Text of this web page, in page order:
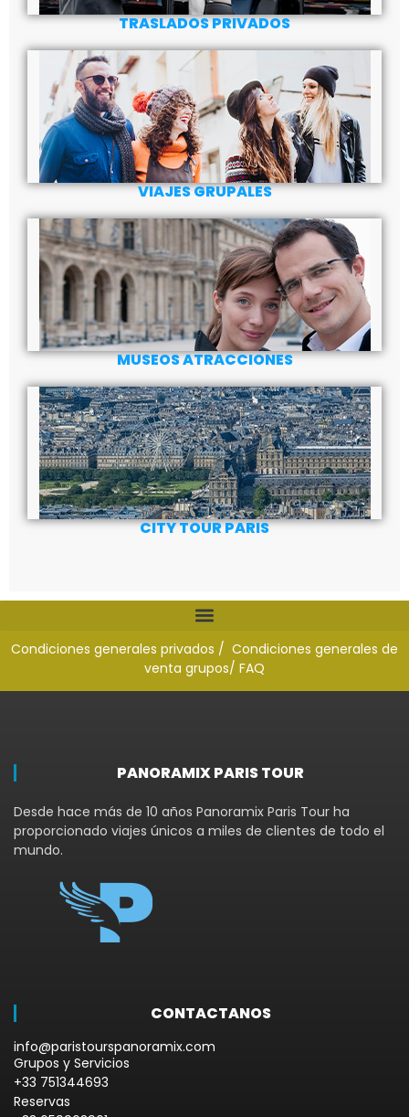
TRASLADOS PRIVADOS
VIAJES GRUPALES
MUSEOS ATRACCIONES
CITY TOUR PARIS
Condiciones generales privados / Condiciones generales de
venta grupos/ FAQ
PANORAMIX PARIS TOUR
Desde hace más de 10 años Panoramix Paris Tour ha
proporcionado viajes únicos a miles de clientes de todo el
mundo.
CONTACTANOS
info@paristourspanoramix.com
Grupos y Servicios
+33 751344693
Reservas